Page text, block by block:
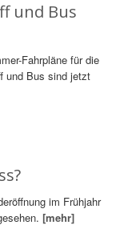
und Bus
Fahrpläne für die
und Bus sind jetzt
im Frühjahr
[mehr]